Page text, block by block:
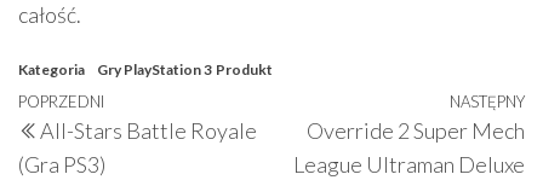
całość.
Kategoria Gry PlayStation 3 Produkt
Nawigacja
wpisu
Poprzedni
wpis
POPRZEDNI
All-Stars Battle Royale
(Gra PS3)
NASTĘPNY
Override 2 Super Mech
League Ultraman Deluxe